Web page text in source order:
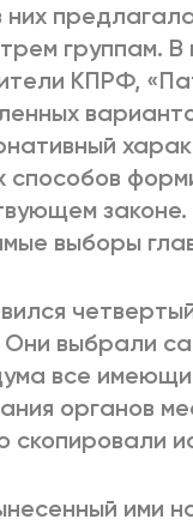
них
группам.
КПРФ,
способов
выборы
Они выбрали
все
органов
скопировали
ими